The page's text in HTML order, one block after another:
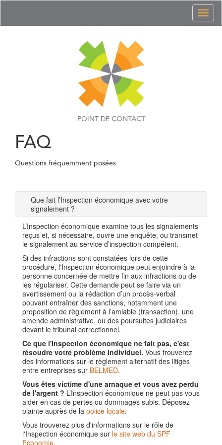
POINT DE CONTACT
FAQ
Questions fréquemment posées
Que fait l’Inspection économique avec votre
signalement ?
L’Inspection économique examine tous les signalements
reçus et, si nécessaire, ouvre une enquête, ou transmet
le signalement au service d’inspection compétent.
Si des infractions sont constatées lors de cette
procédure, l'Inspection économique peut enjoindre à la
personne concernée de mettre fin aux infractions ou de
les régulariser. Cette demande peut se faire via un
avertissement ou la rédaction d’un procès-verbal
pouvant entraîner des sanctions, notamment une
proposition de règlement à l’amiable (transaction), une
amende administrative, ou des poursuites judiciaires
devant le tribunal correctionnel.
Ce que l'Inspection économique ne fait pas, c'est
résoudre votre problème individuel. Vous trouverez
des informations sur le règlement alternatif des litiges
entre entreprises sur BELMED.
Vous êtes victime d'une arnaque et vous avez perdu
de l'argent ? L’Inspection économique ne peut pas vous
aider en cas de pertes ou dommages subis. Déposez
plainte auprès de la police locale.
Vous trouverez plus d'informations sur le rôle de
l'Inspection économique sur le site web du SPF
Economie.